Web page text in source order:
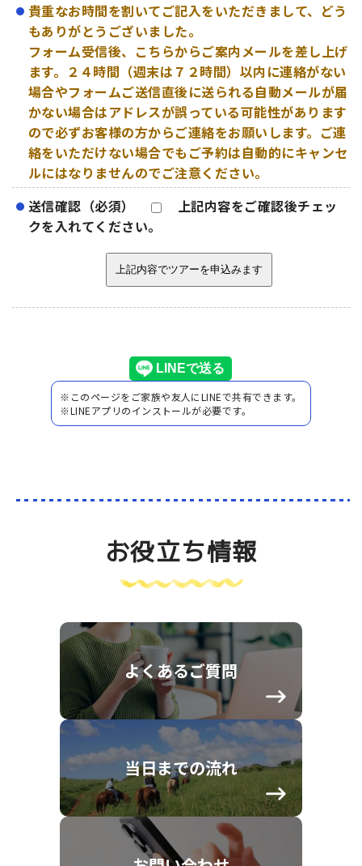
貴重なお時間を割いてご記入をいただきまして、どう
もありがとうございました。
フォーム受信後、こちらからご案内メールを差し上げ
ます。２４時間（週末は７２時間）以内に連絡がない
場合やフォームご送信直後に送られる自動メールが届
かない場合はアドレスが誤っている可能性があります
ので必ずお客様の方からご連絡をお願いします。ご連
絡をいただけない場合でもご予約は自動的にキャンセ
ルにはなりませんのでご注意ください。
送信確認（必須）
上記内容をご確認後チェッ
クを入れてください。
※このページをご家族や友人にLINEで共有できます。
※LINEアプリのインストールが必要です。
お役立ち情報
よくあるご質問
当日までの流れ